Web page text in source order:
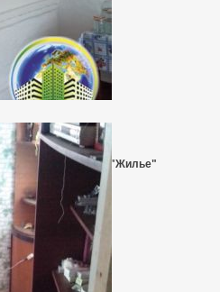
Недвижимости "Жилье"